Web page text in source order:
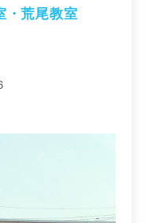
・荒尾教室